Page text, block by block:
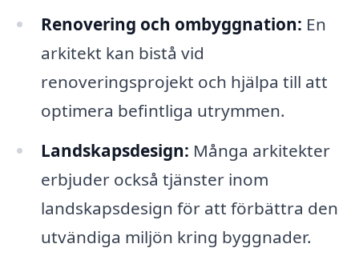
Renovering och ombyggnation: En
arkitekt kan bistå vid
renoveringsprojekt och hjälpa till att
optimera befintliga utrymmen.
Landskapsdesign: Många arkitekter
erbjuder också tjänster inom
landskapsdesign för att förbättra den
utvändiga miljön kring byggnader.